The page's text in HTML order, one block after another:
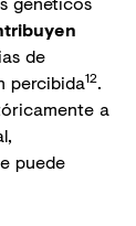
de
percibida12.
a
puede